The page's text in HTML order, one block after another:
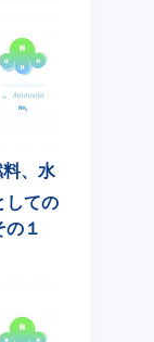
、水
しての
の１